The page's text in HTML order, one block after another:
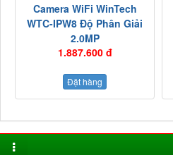
Camera WiFi WinTech
WTC-IPW8 Độ Phân Giải
2.0MP
1.887.600 đ
Đặt hàng